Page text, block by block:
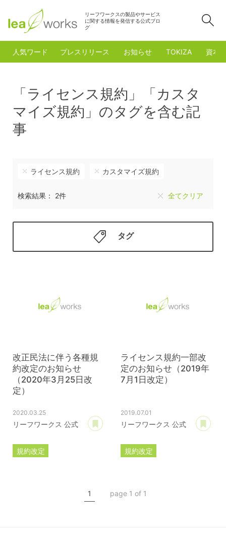
リーフワークスの製品やサービス
に関する情報を発信する公式ブロ
グ
人気ワード プレスリリース お知らせ TOKIZA 資本
「ライセンス規約」「カスタ
マイズ規約」のタグを含む記
事
ライセンス規約 カスタマイズ規約
検索結果： 2件 全てクリア
タグ
改正民法に伴う各種規
約改定のお知らせ
（2020年3月25日改
定）
2020.03.25
リーフワークス 公式
あとで読む
規約改定
ライセンス規約一部改
定のお知らせ（2019年
7月1日改定）
2019.07.01
リーフワークス 公式
規約改定
1
page 1 of 1